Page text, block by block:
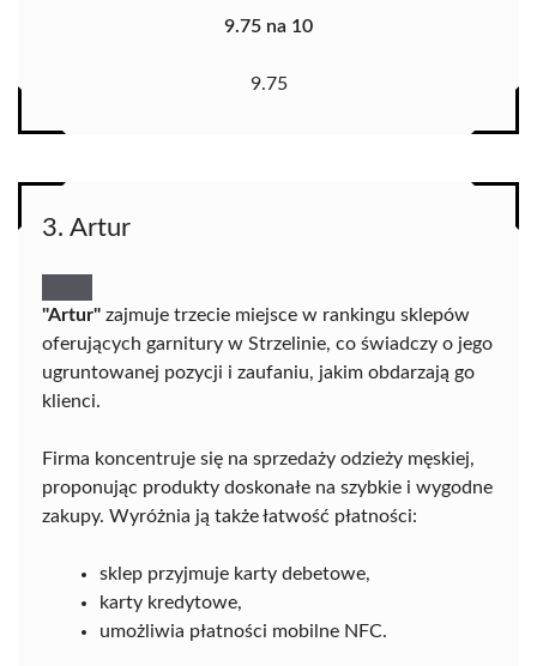
9.75 na 10
9.75
3. Artur
"Artur" zajmuje trzecie miejsce w rankingu sklepów
oferujących garnitury w Strzelinie, co świadczy o jego
ugruntowanej pozycji i zaufaniu, jakim obdarzają go
klienci.
Firma koncentruje się na sprzedaży odzieży męskiej,
proponując produkty doskonałe na szybkie i wygodne
zakupy. Wyróżnia ją także łatwość płatności:
sklep przyjmuje karty debetowe,
karty kredytowe,
umożliwia płatności mobilne NFC.